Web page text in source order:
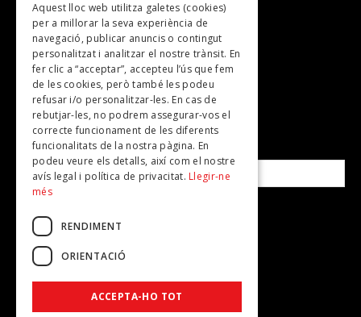
TV
Plans per fer
Revistes
SUBSCRIU-TE A LA NOSTRA NEWSLETTER!
Correu electrònic*
Accepto lapolítica de privacitat
Aquest lloc web utilitza galetes (cookies)
per a millorar la seva experiència de
navegació, publicar anuncis o contingut
personalitzat i analitzar el nostre trànsit. En
fer clic a “acceptar”, accepteu l’ús que fem
de les cookies, però també les podeu
refusar i/o personalitzar-les. En cas de
rebutjar-les, no podrem assegurar-vos el
correcte funcionament de les diferents
funcionalitats de la nostra pàgina. En
podeu veure els detalls, així com el nostre
avís legal i política de privacitat. Llegir-ne
més
RENDIMENT
ORIENTACIÓ
ACCEPTA-HO TOT